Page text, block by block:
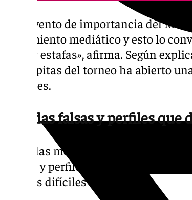
«Un evento de importancia del
movimiento mediático y esto lo
recibir estafas», afirma. Según
estampitas del torneo ha abierto
digitales.
Tiendas falsas y perfiles que
Entre las modalidades más
online y perfiles en redes sociales
cromos difíciles de conseguir.